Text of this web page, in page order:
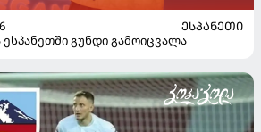
ᲔᲡᲞᲐᲜᲔᲗᲘ
გუნდი გამოიცვალა